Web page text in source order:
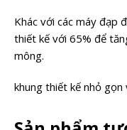
Khác với các máy đạp
thiết kế với 65% để
mông.
khung thiết kế nhỏ gọn